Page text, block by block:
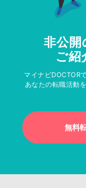
非公開
ご紹
マイナビDOCTOR
あなたの転職活動
無料